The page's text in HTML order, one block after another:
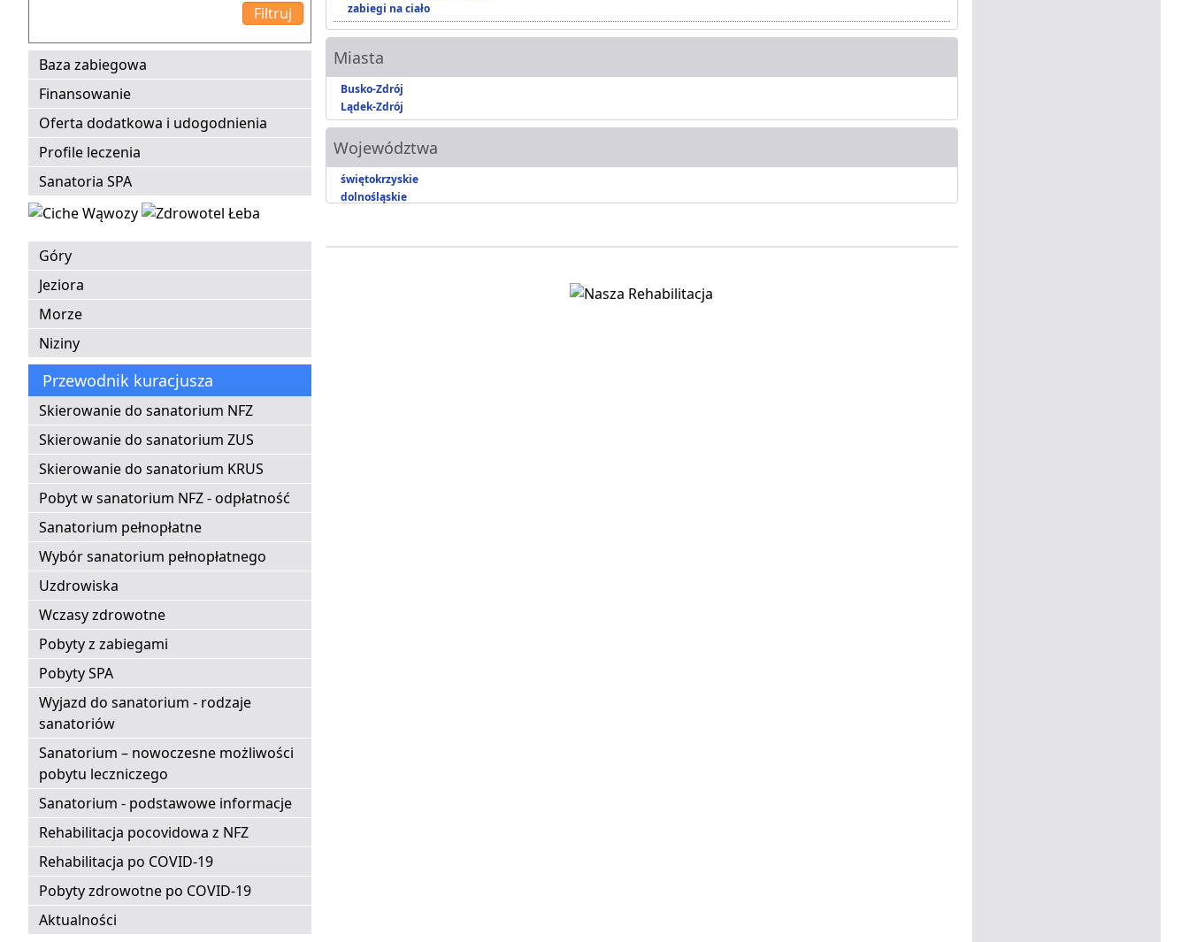
Baza zabiegowa
Finansowanie
Oferta dodatkowa i udogodnienia
Profile leczenia
Sanatoria SPA
Góry
Jeziora
Morze
Niziny
Przewodnik kuracjusza
Skierowanie do sanatorium NFZ
Skierowanie do sanatorium ZUS
Skierowanie do sanatorium KRUS
Pobyt w sanatorium NFZ - odpłatność
Sanatorium pełnopłatne
Wybór sanatorium pełnopłatnego
Uzdrowiska
Wczasy zdrowotne
Pobyty z zabiegami
Pobyty SPA
Wyjazd do sanatorium - rodzaje
sanatoriów
Sanatorium – nowoczesne możliwości
pobytu leczniczego
Sanatorium - podstawowe informacje
Rehabilitacja pocovidowa z NFZ
Rehabilitacja po COVID-19
Pobyty zdrowotne po COVID-19
Aktualności
zabiegi na ciało
Miasta
Busko-Zdrój
Lądek-Zdrój
Województwa
świętokrzyskie
dolnośląskie